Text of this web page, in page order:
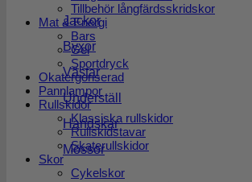
Jackor
Byxor
Västar
Underställ
Handskar
Mössor
Tillbehör långfärdsskridskor
Mat & Energi
Bars
Gel
Sportdryck
Okatergoriserad
Pannlampor
Rullskidor
Klassiska rullskidor
Rullskidstavar
Skaterullskidor
Skor
Cykelskor